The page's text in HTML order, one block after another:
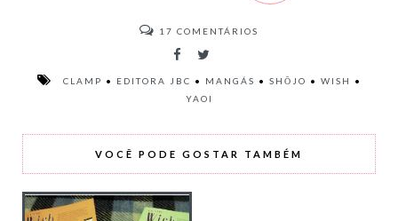
17 COMENTÁRIOS
CLAMP • EDITORA JBC • MANGÁS • SHŌJO • WISH
•
YAOI
VOCÊ PODE GOSTAR TAMBÉM